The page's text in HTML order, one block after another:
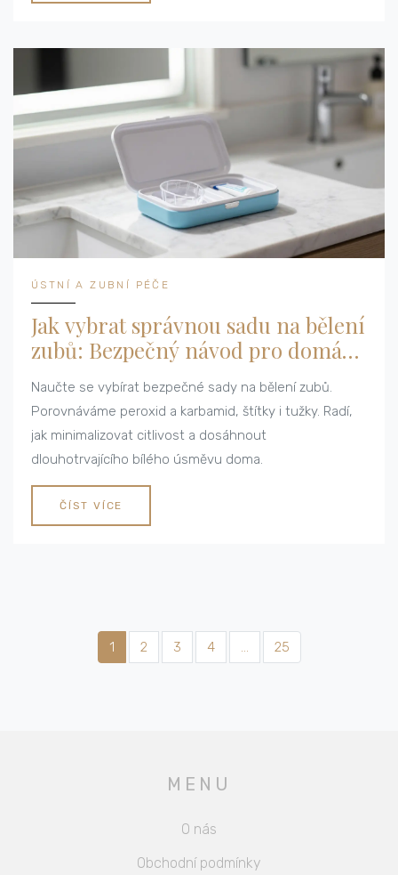
ÚSTNÍ A ZUBNÍ PÉČE
Jak vybrat správnou sadu na bělení
zubů: Bezpečný návod pro domácí
použití
Naučte se vybírat bezpečné sady na bělení zubů.
Porovnáváme peroxid a karbamid, štítky i tužky. Radí,
jak minimalizovat citlivost a dosáhnout
dlouhotrvajícího bílého úsměvu doma.
ČÍST VÍCE
1 2 3 4 25
MENU
O nás
Obchodní podmínky